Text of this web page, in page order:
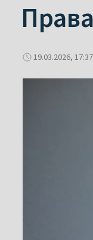
19.03.2026, 17:37